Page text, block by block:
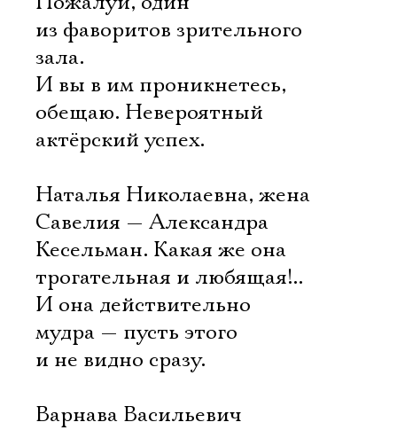
из фаворитов зрительного
зала.
И вы в им проникнетесь,
обещаю. Невероятный
актёрский успех.
Наталья Николаевна, жена
Савелия — Александра
Кесельман. Какая же она
трогательная и любящая!..
И она действительно
мудра — пусть этого
и не видно сразу.
Варнава Васильевич